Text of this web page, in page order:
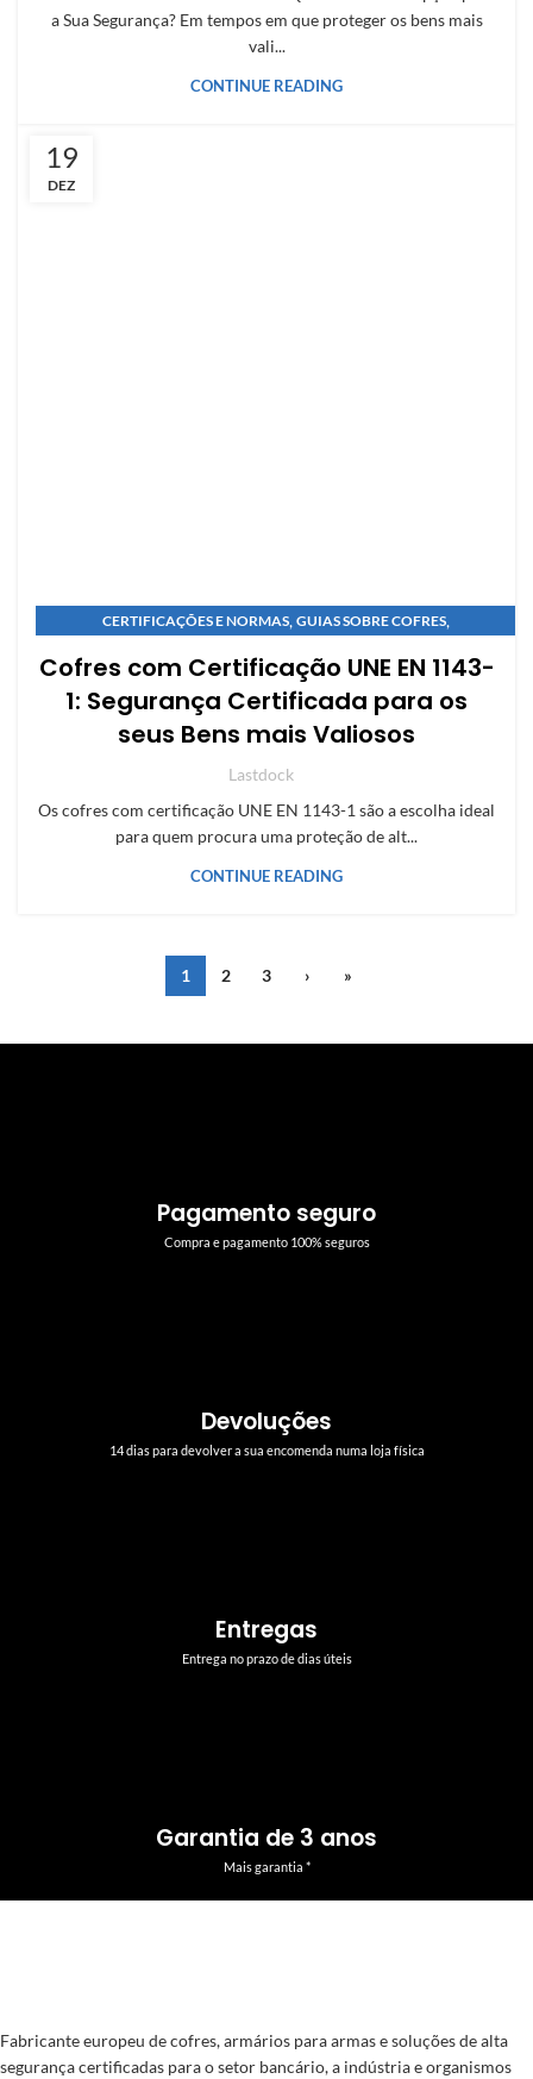
a Sua Segurança? Em tempos em que proteger os bens mais
vali...
CONTINUE READING
19
DEZ
CERTIFICAÇÕES E NORMAS, GUIAS SOBRE COFRES,
Cofres com Certificação UNE EN 1143-
1: Segurança Certificada para os
seus Bens mais Valiosos
Lastdock
Os cofres com certificação UNE EN 1143-1 são a escolha ideal
para quem procura uma proteção de alt...
CONTINUE READING
1 2 3 › »
Pagamento seguro
Compra e pagamento 100% seguros
Devoluções
14 dias para devolver a sua encomenda numa loja física
Entregas
Entrega no prazo de dias úteis
Garantia de 3 anos
Mais garantia *
Fabricante europeu de cofres, armários para armas e soluções de alta
segurança certificadas para o setor bancário, a indústria e organismos